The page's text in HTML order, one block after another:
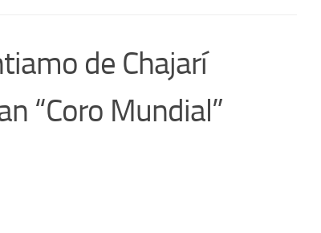
de Chajarí
“Coro Mundial”